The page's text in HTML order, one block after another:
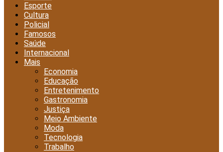
Esporte
Cultura
Policial
Famosos
Saúde
Internacional
Mais
Economia
Educação
Entretenimento
Gastronomia
Justiça
Meio Ambiente
Moda
Tecnologia
Trabalho